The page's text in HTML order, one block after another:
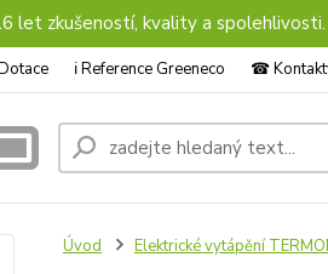
let zkušeností, kvality a
ℹ︎ Reference Greeneco ☎︎
Úvod Elektrické vytápění